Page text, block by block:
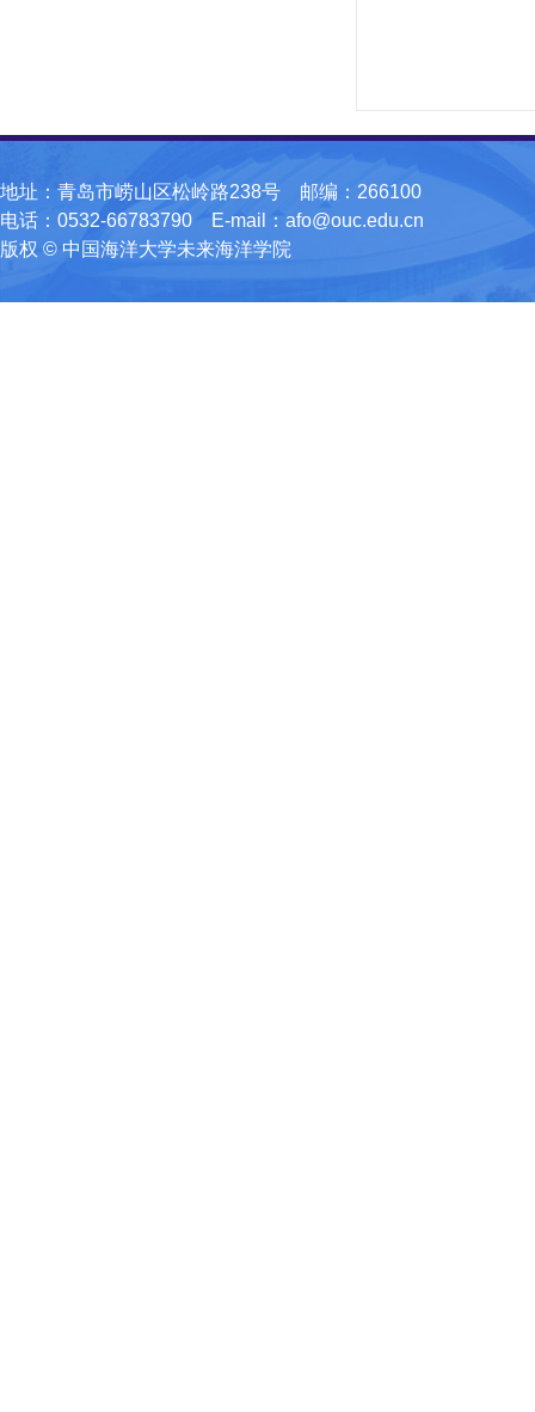
地址：青岛市崂山区松岭路238号 邮编：266100
电话：0532-66783790 E-mail：afo@ouc.edu.cn
版权 © 中国海洋大学未来海洋学院